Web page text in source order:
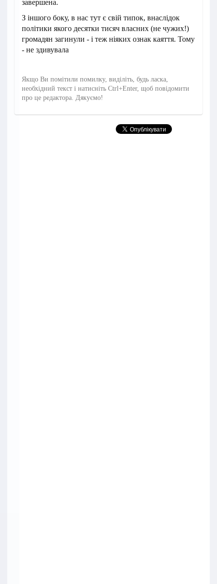
завершена.
З іншого боку, в нас тут є свій типок, внаслідок
політики якого десятки тисяч власних (не чужих!)
громадян загинули - і теж ніяких ознак каяття. Тому
- не здивувала
Якщо Ви помітили помилку, виділіть, будь ласка,
необхідний текст і натисніть Ctrl+Enter, щоб повідомити
про це редактора. Дякуємо!